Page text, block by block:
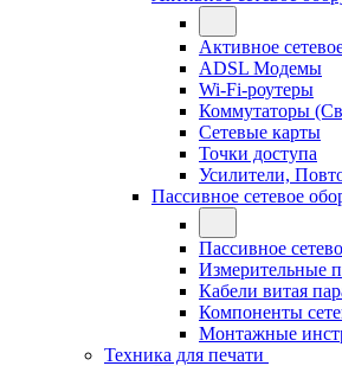
Активное
ADSL Модемы
Wi-Fi-роутеры
Коммутаторы
Сетевые карты
Точки доступа
Усилители,
Пассивное сетевое
Пассивное
Измерительные
Кабели витая
Компоненты
Монтажные
Техника для печати